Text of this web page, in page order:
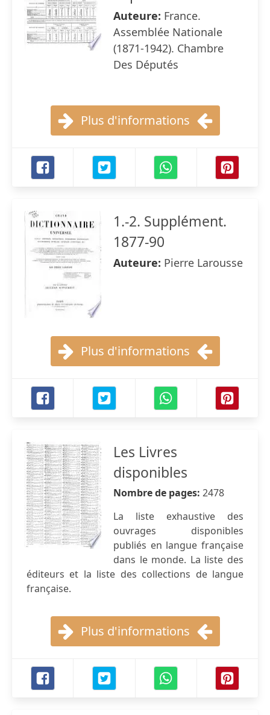
Auteure: France.
Assemblée Nationale
(1871-1942). Chambre
Des Députés
Plus d'informations
1.-2. Supplément.
1877-90
Auteure: Pierre Larousse
Plus d'informations
Les Livres
disponibles
Nombre de pages: 2478
La liste exhaustive des
ouvrages disponibles
publiés en langue française
dans le monde. La liste des
éditeurs et la liste des collections de langue
française.
Plus d'informations